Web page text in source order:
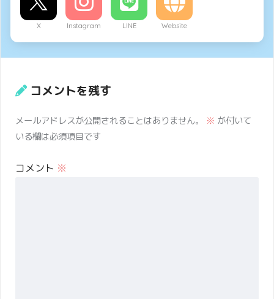
X Instagram LINE Website
コメントを残す
メールアドレスが公開されることはありません。 ※ が付いて
いる欄は必須項目です
コメント ※